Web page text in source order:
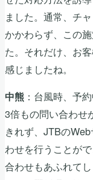
ました。通常、チ
かかわらず、この
た。それだけ、お
感じましたね。
中熊 ：台風時、予
3倍もの問い合わせ
きれず、JTBの
わせを行うことが
合わせもあふれて